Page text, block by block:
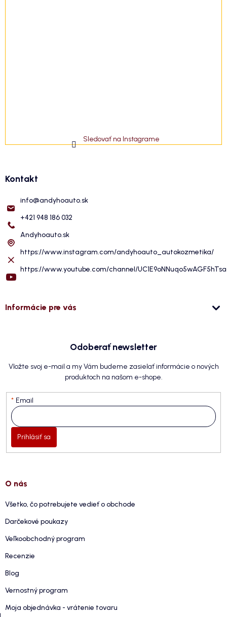
Sledovať na Instagrame
Kontakt
info@andyhoauto.sk
+421 948 186 032
Andyhoauto.sk
https://www.instagram.com/andyhoauto_autokozmetika/
https://www.youtube.com/channel/
Informácie pre vás
Odoberať newsletter
Vložte svoj e-mail a my Vám budeme zasielať informácie o nových
produktoch na našom e-shope.
Email
Prihlásiť sa
O nás
Všetko, čo potrebujete vedieť o obchode
Darčekové poukazy
Veľkoobchodný program
Recenzie
Blog
Vernostný program
Moja objednávka - vrátenie tovaru